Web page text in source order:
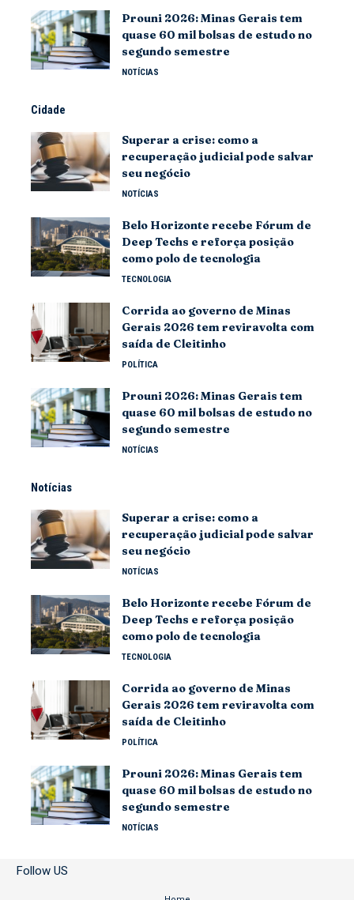
Prouni 2026: Minas Gerais tem
quase 60 mil bolsas de estudo no
segundo semestre
NOTÍCIAS
Cidade
Superar a crise: como a
recuperação judicial pode salvar
seu negócio
NOTÍCIAS
Belo Horizonte recebe Fórum de
Deep Techs e reforça posição
como polo de tecnologia
TECNOLOGIA
Corrida ao governo de Minas
Gerais 2026 tem reviravolta com
saída de Cleitinho
POLÍTICA
Prouni 2026: Minas Gerais tem
quase 60 mil bolsas de estudo no
segundo semestre
NOTÍCIAS
Notícias
Superar a crise: como a
recuperação judicial pode salvar
seu negócio
NOTÍCIAS
Belo Horizonte recebe Fórum de
Deep Techs e reforça posição
como polo de tecnologia
TECNOLOGIA
Corrida ao governo de Minas
Gerais 2026 tem reviravolta com
saída de Cleitinho
POLÍTICA
Prouni 2026: Minas Gerais tem
quase 60 mil bolsas de estudo no
segundo semestre
NOTÍCIAS
Follow US